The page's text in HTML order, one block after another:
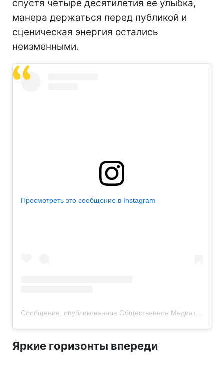
спустя четыре десятилетия ее улыбка,
манера держаться перед публикой и
сценическая энергия остались
неизменными.
Просмотреть это сообщение в Instagram
Сообщение, опубликованное Общественное Медиатека (@suspilne.mediateka)
Яркие горизонты впереди